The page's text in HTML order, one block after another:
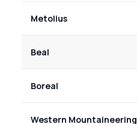
Metolius
Beal
Boreal
Western Mountaineering